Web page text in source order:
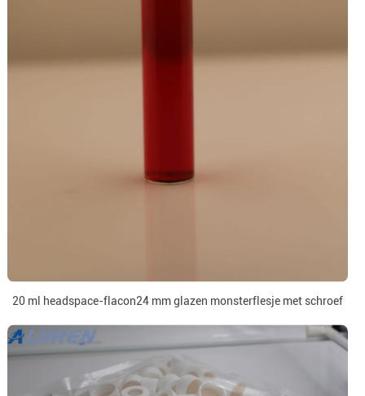
20 ml headspace-flacon24 mm glazen monsterflesje met schroef